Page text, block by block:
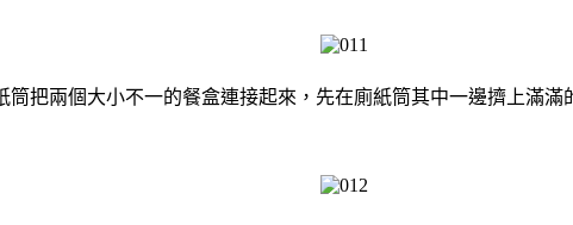
把兩個大小不一的餐盒連接起來，先在廁紙筒其中一邊擠上滿